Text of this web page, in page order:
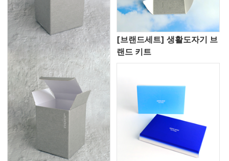
[브랜드세트] 생활도자기 브
랜드 키트